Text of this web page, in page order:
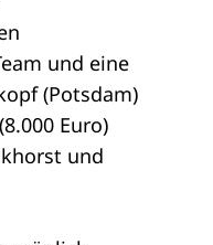
und eine
(Potsdam)
Euro)
und